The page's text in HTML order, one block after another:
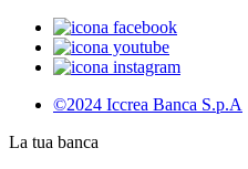
©2024 Iccrea Banca S.p.A
La tua banca